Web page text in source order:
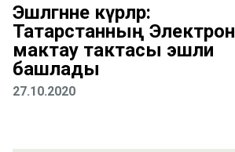
Эшләгәнне күрәләр:
Татарстанның Электрон
мактау тактасы эшли
башлады
27.10.2020